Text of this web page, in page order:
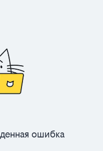
ошибка